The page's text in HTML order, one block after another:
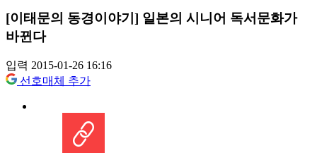
[이태문의 동경이야기] 일본의 시니어 독서문화가
바뀐다
입력 2015-01-26 16:16
선호매체 추가